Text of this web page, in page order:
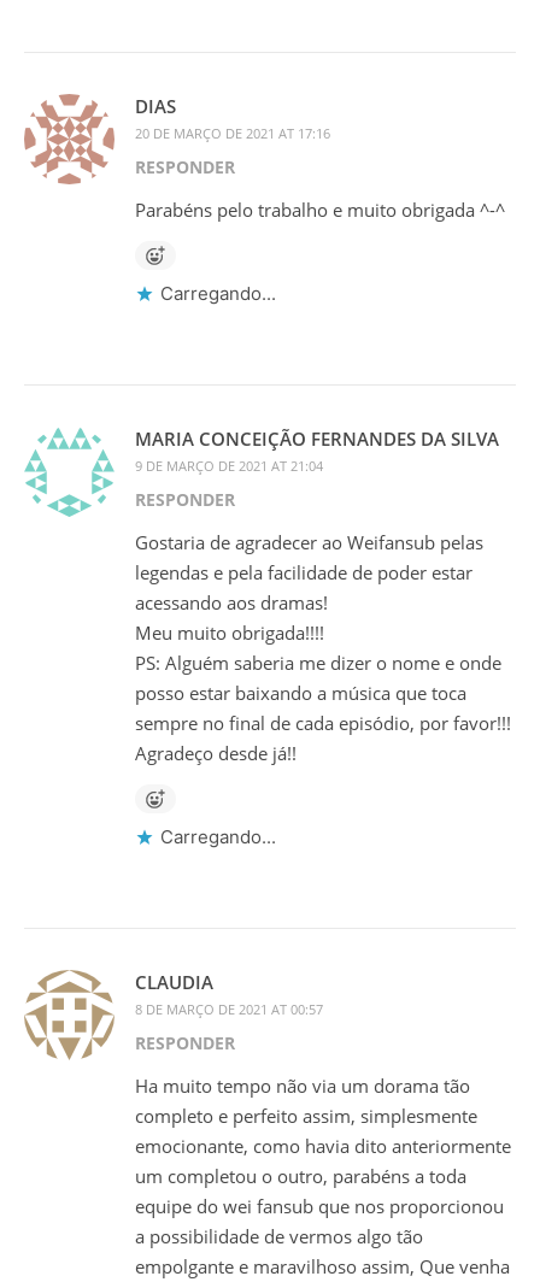
DIAS
20 DE MARÇO DE 2021 AT 17:16
RESPONDER
Parabéns pelo trabalho e muito obrigada ^-^
Carregando...
MARIA CONCEIÇÃO FERNANDES DA SILVA
9 DE MARÇO DE 2021 AT 21:04
RESPONDER
Gostaria de agradecer ao Weifansub pelas
legendas e pela facilidade de poder estar
acessando aos dramas!
Meu muito obrigada!!!!
PS: Alguém saberia me dizer o nome e onde
posso estar baixando a música que toca
sempre no final de cada episódio, por favor!!!
Agradeço desde já!!
Carregando...
CLAUDIA
8 DE MARÇO DE 2021 AT 00:57
RESPONDER
Ha muito tempo não via um dorama tão
completo e perfeito assim, simplesmente
emocionante, como havia dito anteriormente
um completou o outro, parabéns a toda
equipe do wei fansub que nos proporcionou
a possibilidade de vermos algo tão
empolgante e maravilhoso assim, Que venha